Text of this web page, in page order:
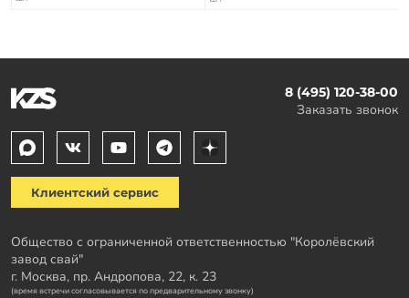
8 (495) 120-38-00
Заказать звонок
Клиентский сервис
Общество с ограниченной ответственностью "Королёвский
завод свай"
г. Москва, пр. Андропова, 22, к. 23
(время встречи согласовывается по предварительному звонку)